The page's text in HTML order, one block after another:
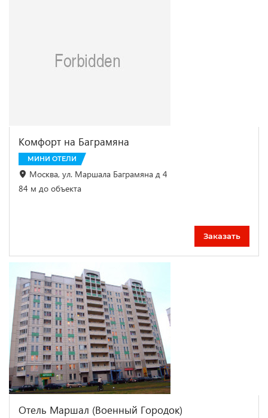
Комфорт на Баграмяна
МИНИ ОТЕЛИ
Москва, ул. Маршала Баграмяна д 4
84 м до объекта
Заказать
Отель Маршал (Военный Городок)